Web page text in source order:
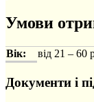
Умови
Вік: від 21 – 60
Документи і